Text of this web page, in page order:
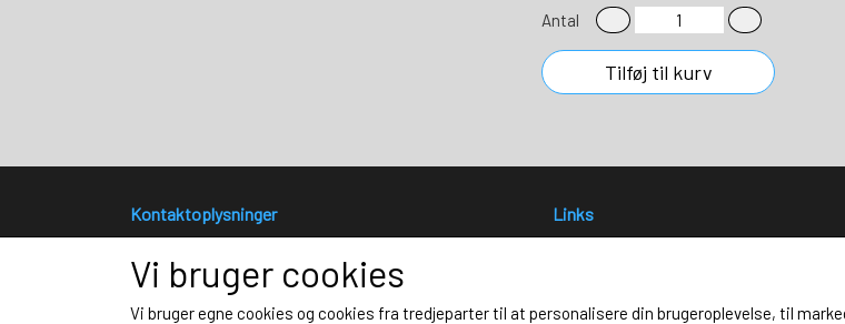
Antal
Tilføj til kurv
Kontaktoplysninger
Bülowsvej 17
4230 Skælskør
Links
Vi bruger cookies
Vi bruger egne cookies og cookies fra tredjeparter til at personalisere din brugeroplevelse, til